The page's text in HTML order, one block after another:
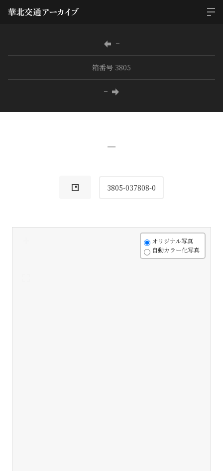
−
箱番号 3805
−
−
3805-037808-0
オリジナル写真
自動カラー化写真